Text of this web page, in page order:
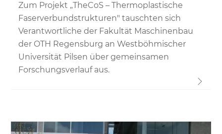
Zum Projekt „TheCoS – Thermoplastische
Faserverbundstrukturen" tauschten sich
Verantwortliche der Fakultät Maschinenbau
der OTH Regensburg an Westböhmischer
Universität Pilsen über gemeinsamen
Forschungsverlauf aus.
Link